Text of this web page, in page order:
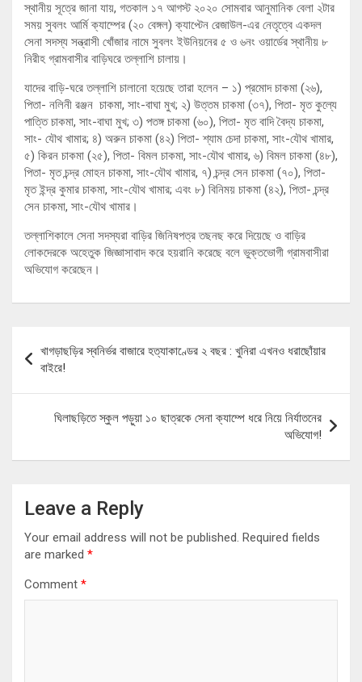
স্থানীয় সূত্রে জানা যায়, গতকাল ১৭ আগস্ট ২০২০ সোমবার আনুমানিক বেলা ২টার
সময় সুবলং আর্মি ক্যাম্পের (২০ বেঙ্গল) ক্যাপ্টেন রেজাউল-এর নেতৃত্বে একদল
সেনা সদস্য সন্ত্রাসী খোঁজার নামে সুবলং ইউনিয়নের ৫ ও ৬নং ওয়ার্ডের স্থানীয় ৮
নিরীহ গ্রামবাসীর বাড়িঘরে তল্লাশি চালায়।
যাদের বাড়ি-ঘরে তল্লাশি চালানো হয়েছে তারা হলেন – ১) প্রমোদ চাকমা (২৬),
পিতা- নলিনী রঞ্জন চাকমা, সাং-বাঘা মুখ; ২) উত্তম চাকমা (৩৭), পিতা- মৃত কুল্যে
পাত্তি চাকমা, সাং-বাঘা মুখ; ৩) পতঙ্গ চাকমা (৬০), পিতা- মৃত বাদি বৈদ্য চাকমা,
সাং- যৌথ খামার; ৪) অরুন চাকমা (৪২) পিতা- শ্যাম চেদা চাকমা, সাং-যৌথ খামার,
৫) কিরন চাকমা (২৫), পিতা- বিমল চাকমা, সাং-যৌথ খামার, ৬) বিমল চাকমা (৪৮),
পিতা- মৃত চন্দ্র মোহন চাকমা, সাং-যৌথ খামার, ৭) চন্দ্র সেন চাকমা (৭০), পিতা-
মৃত ইন্দ্র কুমার চাকমা, সাং-যৌথ খামার; এবং ৮) বিনিময় চাকমা (৪২), পিতা- চন্দ্র
সেন চাকমা, সাং-যৌথ খামার।
তল্লাশিকালে সেনা সদস্যরা বাড়ির জিনিষপত্র তছনছ করে দিয়েছে ও বাড়ির
লোকদেরকে অহেতুক জিজ্ঞাসাবাদ করে হয়রানি করেছে বলে ভুক্তভোগী গ্রামবাসীরা
অভিযোগ করেছেন।
navigation
খাগড়াছড়ির স্বনির্ভর বাজারে হত্যাকাণ্ডের ২ বছর : খুনিরা এখনও ধরাছোঁয়ার
বাইরে!
ঘিলাছড়িতে স্কুল পড়ুয়া ১০ ছাত্রকে সেনা ক্যাম্পে ধরে নিয়ে নির্যাতনের
অভিযোগ!
Leave a Reply
Your email address will not be published. Required fields
are marked *
Comment *